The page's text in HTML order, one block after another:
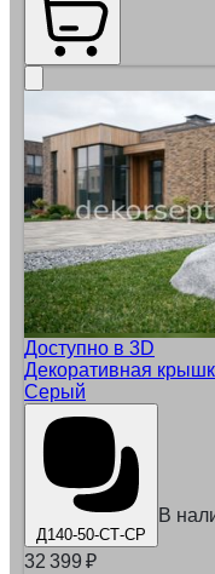
Доступно в 3D
Декоративная
Серый
Д140-50-СТ-СР
В
32 399 ₽